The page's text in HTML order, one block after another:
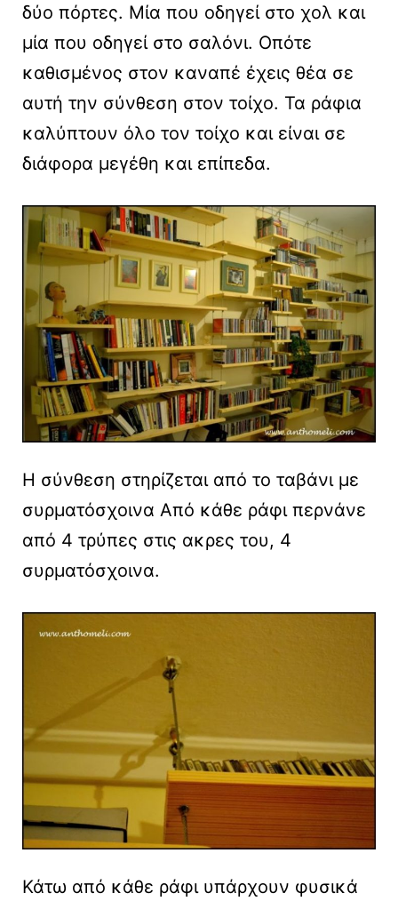
δύο πόρτες. Μία που οδηγεί στο χολ και
μία που οδηγεί στο σαλόνι. Οπότε
καθισμένος στον καναπέ έχεις θέα σε
αυτή την σύνθεση στον τοίχο. Τα ράφια
καλύπτουν όλο τον τοίχο και είναι σε
διάφορα μεγέθη και επίπεδα.
Η σύνθεση στηρίζεται από το ταβάνι με
συρματόσχοινα Από κάθε ράφι περνάνε
από 4 τρύπες στις ακρες του, 4
συρματόσχοινα.
Κάτω από κάθε ράφι υπάρχουν φυσικά